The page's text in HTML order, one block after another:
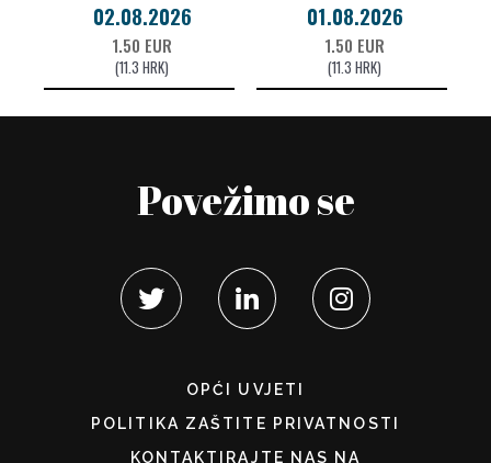
02.08.2026
1.50 EUR
(11.3 HRK)
01.08.2026
1.50 EUR
(11.3 HRK)
Povežimo se
OPĆI UVJETI
POLITIKA ZAŠTITE PRIVATNOSTI
KONTAKTIRAJTE NAS NA